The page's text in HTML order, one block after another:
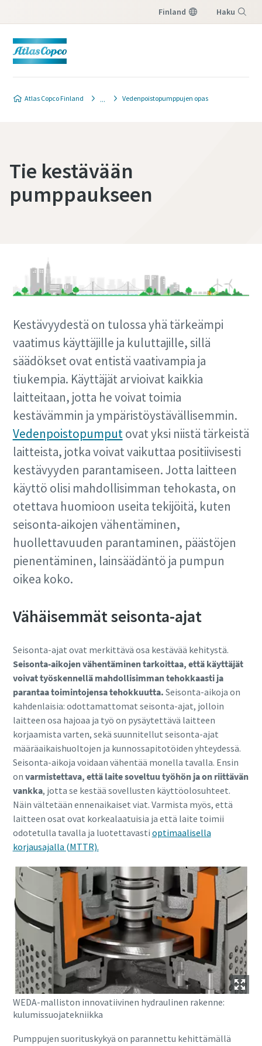
Finland Haku
Atlas Copco Finland Vedenpoistopumppujen opas
Tie kestävään
pumppaukseen
Kestävyydestä on tulossa yhä tärkeämpi
vaatimus käyttäjille ja kuluttajille, sillä
säädökset ovat entistä vaativampia ja
tiukempia. Käyttäjät arvioivat kaikkia
laitteitaan, jotta he voivat toimia
kestävämmin ja ympäristöystävällisemmin.
Vedenpoistopumputovat yksi niistä tärkeistä
laitteista, jotka voivat vaikuttaa positiivisesti
kestävyyden parantamiseen. Jotta laitteen
käyttö olisi mahdollisimman tehokasta, on
otettava huomioon useita tekijöitä, kuten
seisonta-aikojen vähentäminen,
huollettavuuden parantaminen, päästöjen
pienentäminen, lainsäädäntö ja pumpun
oikea koko.
Vähäisemmät seisonta-ajat
Seisonta-ajat ovat merkittävä osa kestävää kehitystä.
Seisonta-aikojen vähentäminen tarkoittaa, että käyttäjät
voivat työskennellä mahdollisimman tehokkaasti ja
parantaa toimintojensa tehokkuutta. Seisonta-aikoja on
kahdenlaisia: odottamattomat seisonta-ajat, jolloin
laitteen osa hajoaa ja työ on pysäytettävä laitteen
korjaamista varten, sekä suunnitellut seisonta-ajat
määräaikaishuoltojen ja kunnossapitotöiden yhteydessä.
Seisonta-aikoja voidaan vähentää monella tavalla. Ensin
on varmistettava, että laite soveltuu työhön ja on riittävän
vankka, jotta se kestää sovellusten käyttöolosuhteet.
Näin vältetään ennenaikaiset viat. Varmista myös, että
laitteen osat ovat korkealaatuisia ja että laite toimii
odotetulla tavalla ja luotettavasti optimaalisella
korjausajalla (MTTR).
WEDA-malliston innovatiivinen hydraulinen rakenne:
kulumissuojatekniikka
Pumppujen suorituskykyä on parannettu kehittämällä